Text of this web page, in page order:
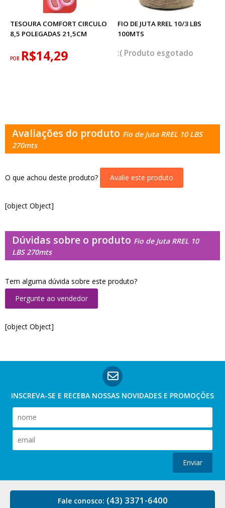
TESOURA COMFORT CIRCULO
8,5 POLEGADAS 21,5CM
POR R$14,29
FIO DE JUTA RREL 10/3 LBS
100MTS
esgotado
Avaliações do produto Fio de Juta RREL 10 LBS
270mts
O que achou deste produto? Avalie este produto
[object Object]
Dúvidas sobre o produto Fio de Juta RREL 10
LBS 270mts
Tem alguma dúvida sobre este produto?
Pergunte ao vendedor
[object Object]
INSCREVA-SE E RECEBA NOSSAS NOVIDADES E PROMOÇÕES
Enviar
Fale conosco: (43) 3371-6400